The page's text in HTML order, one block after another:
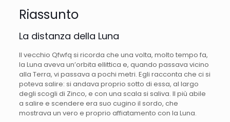
Riassunto
La distanza della Luna
Il vecchio Qfwfq si ricorda che una volta, molto tempo fa,
la Luna aveva un’orbita ellittica e, quando passava vicino
alla Terra, vi passava a pochi metri. Egli racconta che ci si
poteva salire: si andava proprio sotto di essa, al largo
degli scogli di Zinco, e con una scala si saliva. Il più abile
a salire e scendere era suo cugino il sordo, che
mostrava un vero e proprio affiatamento con la Luna.